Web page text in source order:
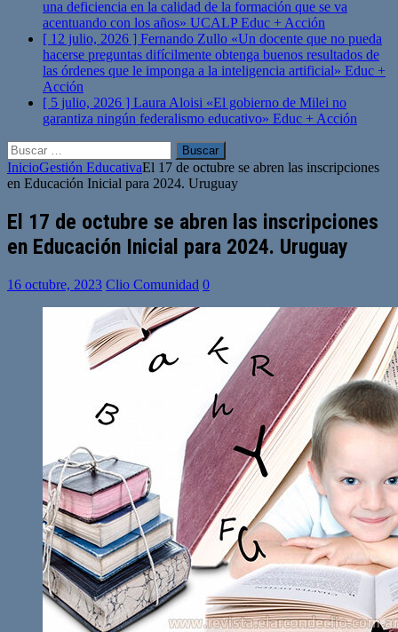
una deficiencia en la calidad de la formación que se va
acentuando con los años» UCALPEduc + Acción
[ 12 julio, 2026 ] Fernando Zullo «Un docente que no pueda
hacerse preguntas difícilmente obtenga buenos resultados de
las órdenes que le imponga a la inteligencia artificial» Educ +
Acción
[ 5 julio, 2026 ] Laura Aloisi «El gobierno de Milei no
garantiza ningún federalismo educativo» Educ + Acción
Buscar:
InicioGestión EducativaEl 17 de octubre se abren las inscripciones
en Educación Inicial para 2024. Uruguay
El 17 de octubre se abren las inscripciones
en Educación Inicial para 2024. Uruguay
16 octubre, 2023 Clio Comunidad 0